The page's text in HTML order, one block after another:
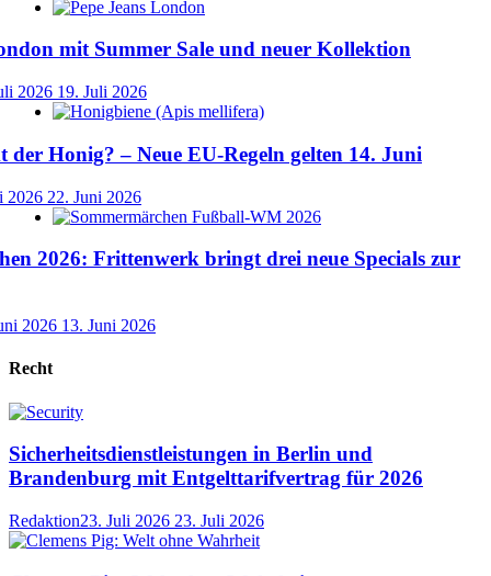
mit Summer Sale und neuer Kollektion
2026 19. Juli 2026
der Honig? – Neue EU-Regeln gelten 14. Juni
2026 22. Juni 2026
2026: Frittenwerk bringt drei neue Specials zur
2026 13. Juni 2026
Recht
Sicherheitsdienstleistungen in Berlin und
Brandenburg mit Entgelttarifvertrag für 2026
Redaktion23. Juli 2026 23. Juli 2026